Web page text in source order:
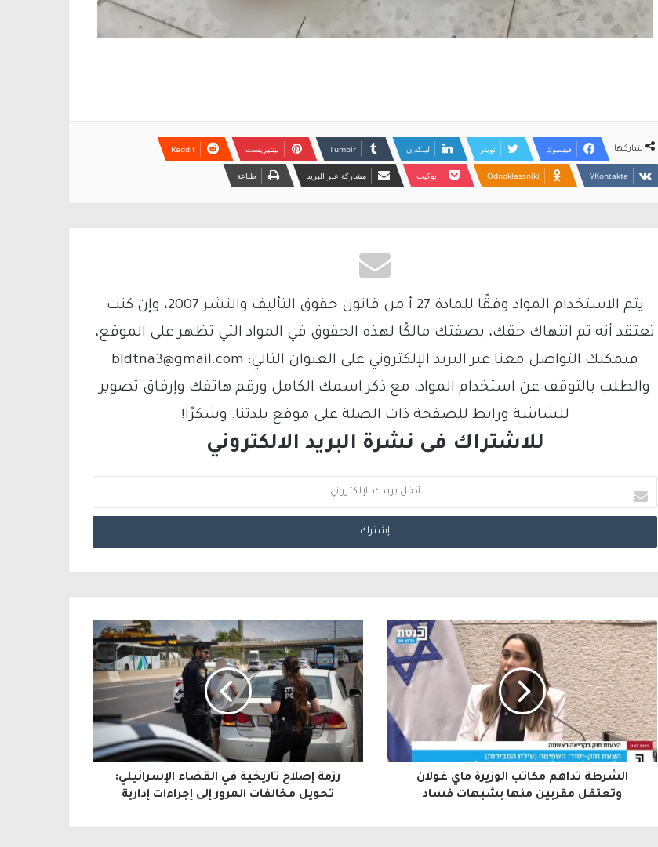
شاركها فيسبوك تويتر لينكدإن بينتيريست
Odnoklassniki بوكيت مشاركة عبر البريد طباعة
يتم الاستخدام المواد وفقًا للمادة 27 أ من قانون حقوق التأليف والنشر 2007، وإن كنت
تعتقد أنه تم انتهاك حقك، بصفتك مالكًا لهذه الحقوق في المواد التي تظهر على الموقع،
فيمكنك التواصل معنا عبر البريد الإلكتروني على العنوان التالي: bldtna3@gmail.com
والطلب بالتوقف عن استخدام المواد، مع ذكر اسمك الكامل ورقم هاتفك وإرفاق تصوير
للشاشة ورابط للصفحة ذات الصلة على موقع بلدتنا. وشكرًا!
للاشتراك فى نشرة البريد الالكتروني
د
خ
ل
ب
ر
ي
د
ك
ا
ل
الشرطة تداهم مكاتب الوزيرة ماي غولان
وتعتقل مقربين منها بشبهات فساد
رزمة إصلاح تاريخية في القضاء الإسرائيلي:
تحويل مخالفات المرور إلى إجراءات إدارية